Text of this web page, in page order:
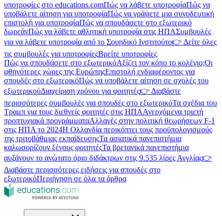
υποτροφίες στο educations.comΠώς να λάβετε υποτροφίαΠώς να
υποβάλετε αίτηση για υποτροφίαΠώς να γράψετε μια συνοδευτική
επιστολή για υποτροφίαΠώς να σπουδάσετε στο εξωτερικό
δωρεάνΠώς να λάβετε αθλητική υποτροφία στις ΗΠΑΣυμβουλές
για να λάβετε υποτροφία από το Σουηδικό Ινστιτούτο👉 Δείτε όλες
τις συμβουλές για υποτροφίεςΒρείτε υποτροφίες
Πώς να σπουδάσετε στο εξωτερικόΑξίζει τον κόπο το κολέγιο;Οι
φθηνότερες χώρες της ΕυρώπηςΕπιστολή ενδιαφέροντος για
σπουδές στο εξωτερικόΠώς να υποβάλετε αίτηση σε σχολές του
εξωτερικούΔιαχείριση χρόνου για φοιτητές👉 Διαβάστε
περισσότερες συμβουλές για σπουδές στο εξωτερικόΤα σχέδια του
Τραμπ για τους διεθνείς φοιτητές στις ΗΠΑΑνερχόμενα τριετή
προπτυχιακά προγράμματαΑλλαγές στην πολιτική θεωρήσεων F-1
στις ΗΠΑ το 2024Η Ολλανδία περικόπτει τους προϋπολογισμούς
της τριτοβάθμιας εκπαίδευσηςΤα ασιατικά πανεπιστήμια
καλωσορίζουν ξένους φοιτητέςΤα βρετανικά πανεπιστήμια
αυξάνουν το ανώτατο όριο διδάκτρων στις 9.535 λίρες Αγγλίας👉
Διαβάστε περισσότερες ειδήσεις για σπουδές στο
εξωτερικόΠεριήγηση σε όλα τα άρθρα